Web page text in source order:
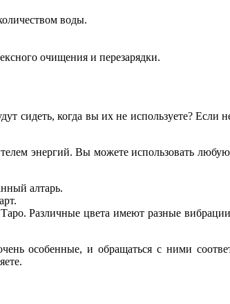
воды.
очищения и перезарядки.
когда вы их не используете? Если
энергий. Вы можете использовать
алтарь.
Различные цвета имеют разные
особенные, и обращаться с ними